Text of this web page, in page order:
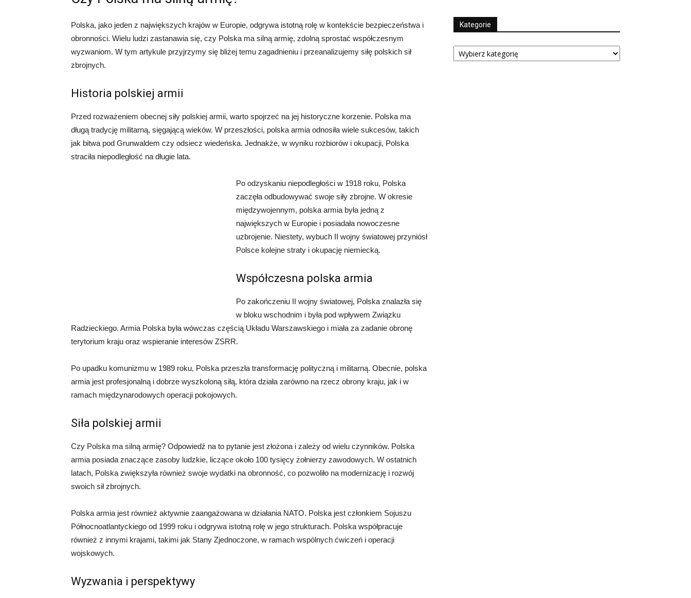
Polska, jako jeden z największych krajów w Europie, odgrywa istotną rolę w kontekście bezpieczeństwa i
obronności. Wielu ludzi zastanawia się, czy Polska ma silną armię, zdolną sprostać współczesnym
wyzwaniom. W tym artykule przyjrzymy się bliżej temu zagadnieniu i przeanalizujemy siłę polskich sił
zbrojnych.
Historia polskiej armii
Przed rozważeniem obecnej siły polskiej armii, warto spojrzeć na jej historyczne korzenie. Polska ma
długą tradycję militarną, sięgającą wieków. W przeszłości, polska armia odnosiła wiele sukcesów, takich
jak bitwa pod Grunwaldem czy odsiecz wiedeńska. Jednakże, w wyniku rozbiorów i okupacji, Polska
straciła niepodległość na długie lata.
Po odzyskaniu niepodległości w 1918 roku, Polska
zaczęła odbudowywać swoje siły zbrojne. W okresie
międzywojennym, polska armia była jedną z
największych w Europie i posiadała nowoczesne
uzbrojenie. Niestety, wybuch II wojny światowej przyniósł
Polsce kolejne straty i okupację niemiecką.
Współczesna polska armia
Po zakończeniu II wojny światowej, Polska znalazła się
w bloku wschodnim i była pod wpływem Związku
Radzieckiego. Armia Polska była wówczas częścią Układu Warszawskiego i miała za zadanie obronę
terytorium kraju oraz wspieranie interesów ZSRR.
Po upadku komunizmu w 1989 roku, Polska przeszła transformację polityczną i militarną. Obecnie, polska
armia jest profesjonalną i dobrze wyszkoloną siłą, która działa zarówno na rzecz obrony kraju, jak i w
ramach międzynarodowych operacji pokojowych.
Siła polskiej armii
Czy Polska ma silną armię? Odpowiedź na to pytanie jest złożona i zależy od wielu czynników. Polska
armia posiada znaczące zasoby ludzkie, liczące około 100 tysięcy żołnierzy zawodowych. W ostatnich
latach, Polska zwiększyła również swoje wydatki na obronność, co pozwoliło na modernizację i rozwój
swoich sił zbrojnych.
Polska armia jest również aktywnie zaangażowana w działania NATO. Polska jest członkiem Sojuszu
Północnoatlantyckiego od 1999 roku i odgrywa istotną rolę w jego strukturach. Polska współpracuje
również z innymi krajami, takimi jak Stany Zjednoczone, w ramach wspólnych ćwiczeń i operacji
wojskowych.
Wyzwania i perspektywy
Kategorie
Kategorie